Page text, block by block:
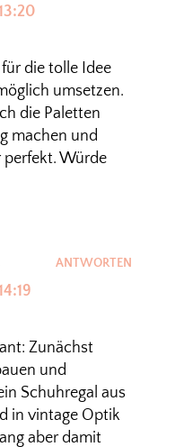
die tolle Idee
umsetzen.
die Paletten
machen und
Würde
Zunächst
und
Schuhregal aus
in vintage Optik
aber damit
ANTWORTEN